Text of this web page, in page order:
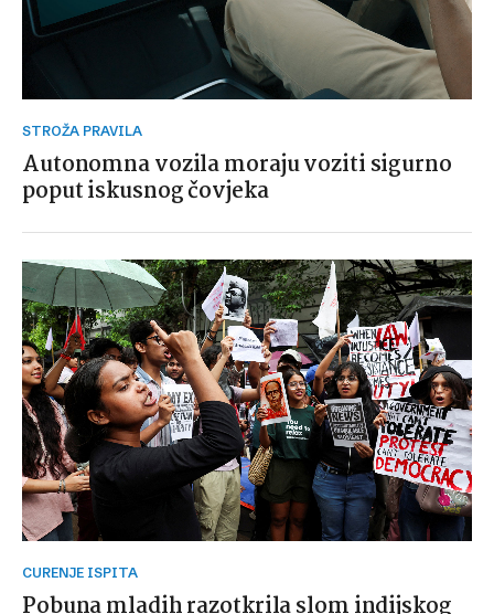
STROŽA PRAVILA
Autonomna vozila moraju voziti sigurno
poput iskusnog čovjeka
CURENJE ISPITA
Pobuna mladih razotkrila slom indijskog